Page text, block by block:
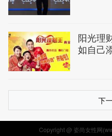
阳光理
如自己
下
Copyright @ 姿尚女性网